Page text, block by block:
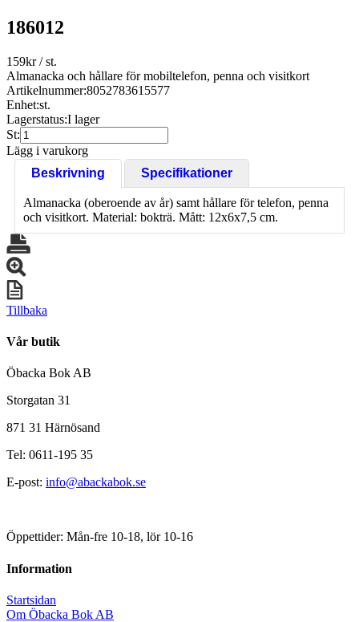
186012
159kr/ st.
Almanacka och hållare för mobiltelefon, penna och visitkort
Artikelnummer:8052783615577
Enhet:st.
Lagerstatus:I lager
St:
Lägg i varukorg
Beskrivning
Specifikationer
Almanacka (oberoende av år) samt hållare för telefon, penna
och visitkort. Material: bokträ. Mått: 12x6x7,5 cm.
Tillbaka
Vår butik
Öbacka Bok AB
Storgatan 31
871 31 Härnösand
Tel: 0611-195 35
E-post: info@abackabok.se
Öppettider: Mån-fre 10-18, lör 10-16
Information
Startsidan
Om Öbacka Bok AB